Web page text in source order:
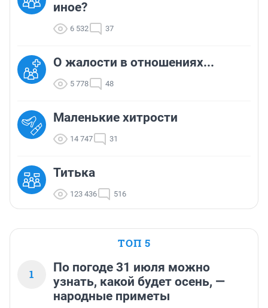
иное?
6 532 37
О жалости в отношениях...
5 778 48
Маленькие хитрости
14 747 31
Титька
123 436 516
ТОП 5
1
По погоде 31 июля можно
узнать, какой будет осень, —
народные приметы